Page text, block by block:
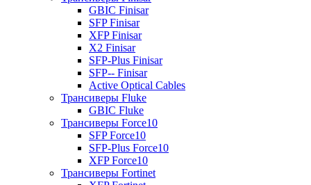
GBIC Finisar
SFP Finisar
XFP Finisar
X2 Finisar
SFP-Plus Finisar
SFP-- Finisar
Active Optical Cables
Трансиверы Fluke
GBIC Fluke
Трансиверы Force10
SFP Force10
SFP-Plus Force10
XFP Force10
Трансиверы Fortinet